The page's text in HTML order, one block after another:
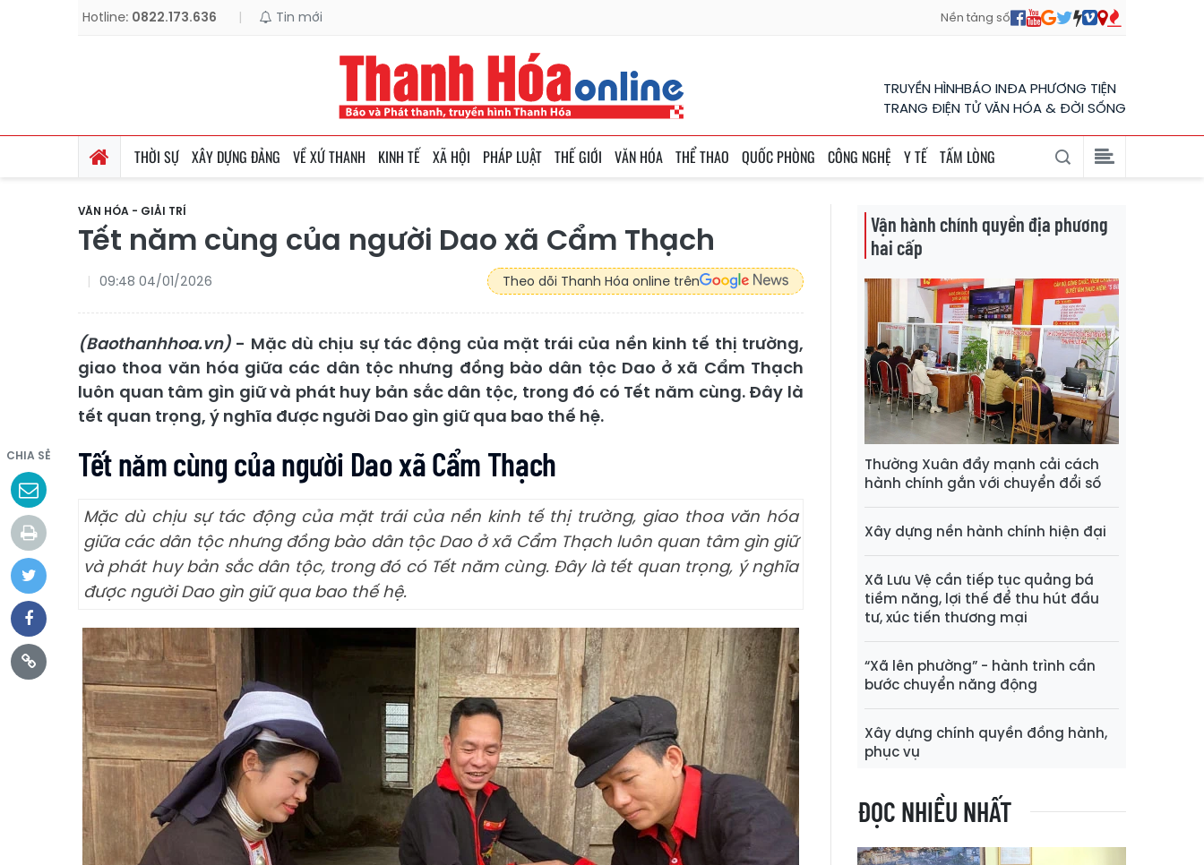
Hotline: 0822.173.636 | Tin mới Nền tảng số
TRUYỀN HÌNHBÁO INĐA PHƯƠNG TIỆN
TRANG ĐIỆN TỬ VĂN HÓA & ĐỜI SỐNG
THỜI SỰ XÂY DỰNG ĐẢNG VỀ XỨ THANH KINH TẾ XÃ HỘI PHÁP LUẬT THẾ GIỚI VĂN HÓA THỂ THAO QUỐC PHÒNG CÔNG NGHỆ Y TẾ TẤM LÒNG
VĂN HÓA - GIẢI TRÍ
Tết năm cùng của người Dao xã Cẩm Thạch
09:48 04/01/2026 Theo dõi Thanh Hóa online trên
(Baothanhhoa.vn) - Mặc dù chịu sự tác động của mặt trái của nền kinh tế thị trường,
giao thoa văn hóa giữa các dân tộc nhưng đồng bào dân tộc Dao ở xã Cẩm Thạch
luôn quan tâm gìn giữ và phát huy bản sắc dân tộc, trong đó có Tết năm cùng. Đây là
tết quan trọng, ý nghĩa được người Dao gìn giữ qua bao thế hệ.
CHIA SẺ Tết năm cùng của người Dao xã Cẩm Thạch
Mặc dù chịu sự tác động của mặt trái của nền kinh tế thị trường, giao thoa văn hóa
giữa các dân tộc nhưng đồng bào dân tộc Dao ở xã Cẩm Thạch luôn quan tâm gìn giữ
và phát huy bản sắc dân tộc, trong đó có Tết năm cùng. Đây là tết quan trọng, ý nghĩa
được người Dao gìn giữ qua bao thế hệ.
Vận hành chính quyền địa phương
hai cấp
Thường Xuân đẩy mạnh cải cách
hành chính gắn với chuyển đổi số
Xây dựng nền hành chính hiện đại
Xã Lưu Vệ cần tiếp tục quảng bá
tiềm năng, lợi thế để thu hút đầu
tư, xúc tiến thương mại
“Xã lên phường” - hành trình cần
bước chuyển năng động
Xây dựng chính quyền đồng hành,
phục vụ
ĐỌC NHIỀU NHẤT